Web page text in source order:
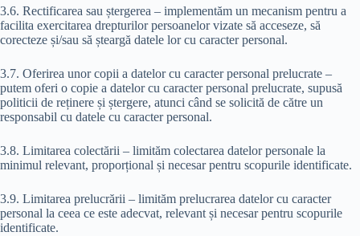
3.6. Rectificarea sau ștergerea – implementăm un mecanism pentru a
facilita exercitarea drepturilor persoanelor vizate să acceseze, să
corecteze și/sau să șteargă datele lor cu caracter personal.
3.7. Oferirea unor copii a datelor cu caracter personal prelucrate –
putem oferi o copie a datelor cu caracter personal prelucrate, supusă
politicii de reținere și ștergere, atunci când se solicită de către un
responsabil cu datele cu caracter personal.
3.8. Limitarea colectării – limităm colectarea datelor personale la
minimul relevant, proporțional și necesar pentru scopurile identificate.
3.9. Limitarea prelucrării – limităm prelucrarea datelor cu caracter
personal la ceea ce este adecvat, relevant și necesar pentru scopurile
identificate.